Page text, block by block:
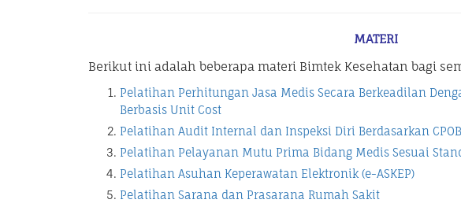
MATERI
Berikut ini adalah beberapa materi Bimtek Kesehatan bagi
Pelatihan Perhitungan Jasa Medis Secara Berkeadilan
Berbasis Unit Cost
Pelatihan Audit Internal dan Inspeksi Diri Berdasarkan
Pelatihan Pelayanan Mutu Prima Bidang Medis Sesuai
Pelatihan Asuhan Keperawatan Elektronik (e-ASKEP)
Pelatihan Sarana dan Prasarana Rumah Sakit